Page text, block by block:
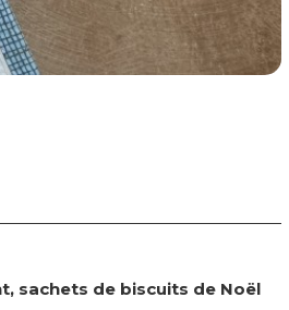
sachets de biscuits de Noël